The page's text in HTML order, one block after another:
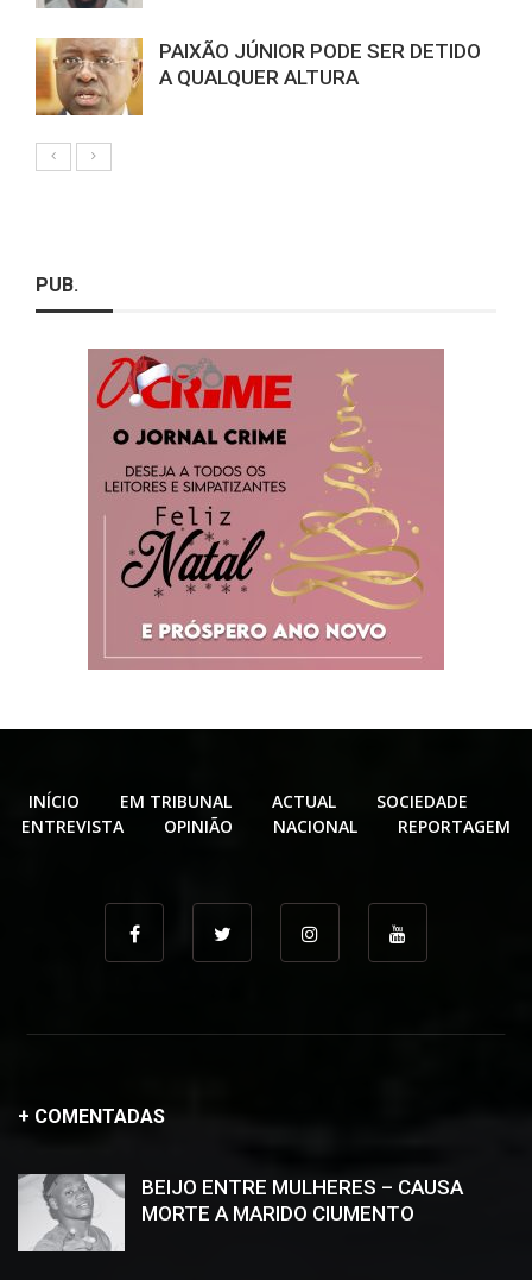
PAIXÃO JÚNIOR PODE SER DETIDO
A QUALQUER ALTURA
PUB.
INÍCIO EM TRIBUNAL ACTUAL
SOCIEDADE
ENTREVISTA
OPINIÃO NACIONAL REPORTAGEM
+ COMENTADAS
BEIJO ENTRE MULHERES – CAUSA
MORTE A MARIDO CIUMENTO